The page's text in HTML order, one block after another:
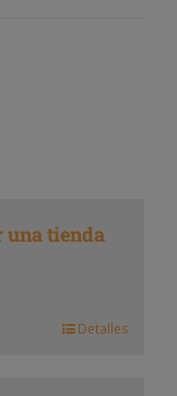
una tienda
Detalles